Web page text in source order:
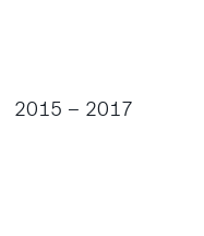
2015 – 2017